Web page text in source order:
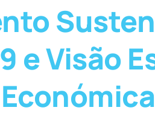
e Visão